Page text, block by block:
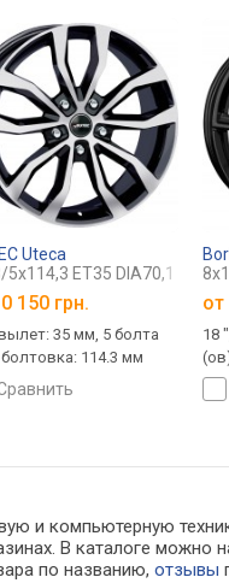
Uteca
5x114,3 ET35 DIA70,1
150 грн.
35 мм, 5 болта
114.3 мм
сравнить
от
18
и компьютерную
В каталоге
по названию,отзывы